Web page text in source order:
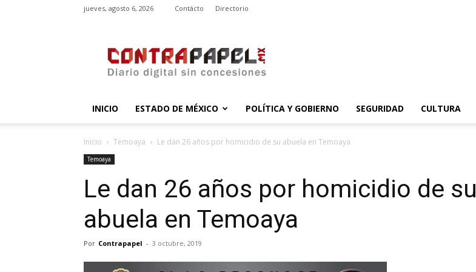
jueves, agosto 6, 2026 Contácto Directorio
INICIO ESTADO DE MÉXICO POLÍTICA Y GOBIERNO SEGURIDAD CULTURA
Inicio Temoaya Le dan 26 años por homicidio de su abuela en Temoaya
Temoaya
Le dan 26 años por homicidio de su
abuela en Temoaya
Por Contrapapel - 3 octubre, 2019